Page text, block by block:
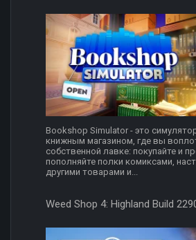
Bookshop Simulator - это
книжным магазином, где вы
собственной лавке: покупайте и
пополняйте полки комиксами,
другими товарами и...
Weed Shop 4: Highland Build